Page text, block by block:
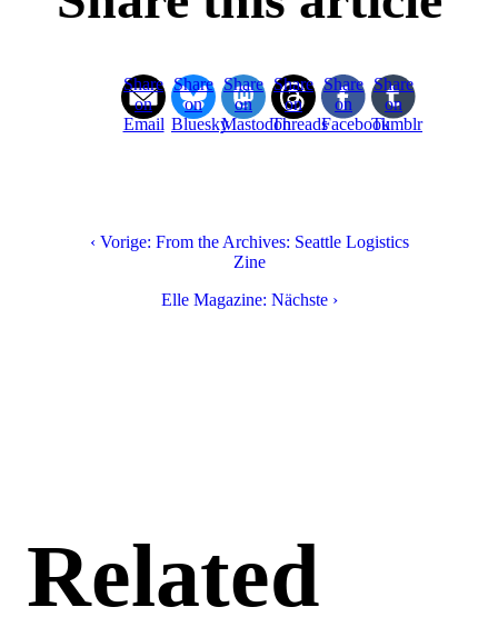
Share
on
Email
Share
on
Bluesky
Share
on
Mastodon
Share
on
Threads
Share
on
Facebook
Share
on
Tumblr
‹ Vorige: From the Archives: Seattle Logistics
Zine
Elle Magazine: Nächste ›
Related